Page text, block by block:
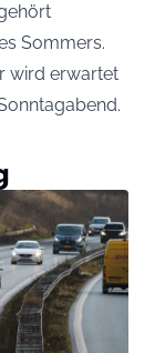
Sommers.
wird erwartet